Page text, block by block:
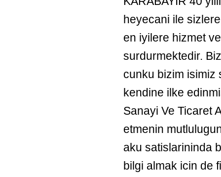
heyecani ile
en iyilere hizmet
surdurmektedir.
cunku bizim isimiz
kendine ilke
Sanayi Ve Ticaret
etmenin
aku satislarininda
bilgi almak icin de